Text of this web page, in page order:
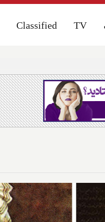
Classified TV
Classified TV